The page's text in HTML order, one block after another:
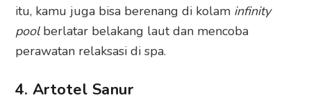
itu, kamu juga bisa berenang di kolam infinity
poolberlatar belakang laut dan mencoba
perawatan relaksasi di spa.
4. Artotel Sanur